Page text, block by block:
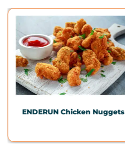
ENDERUN Chicken Nuggets